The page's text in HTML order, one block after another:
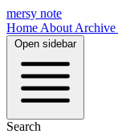
mersy note
Home About Archive
Open sidebar
Search